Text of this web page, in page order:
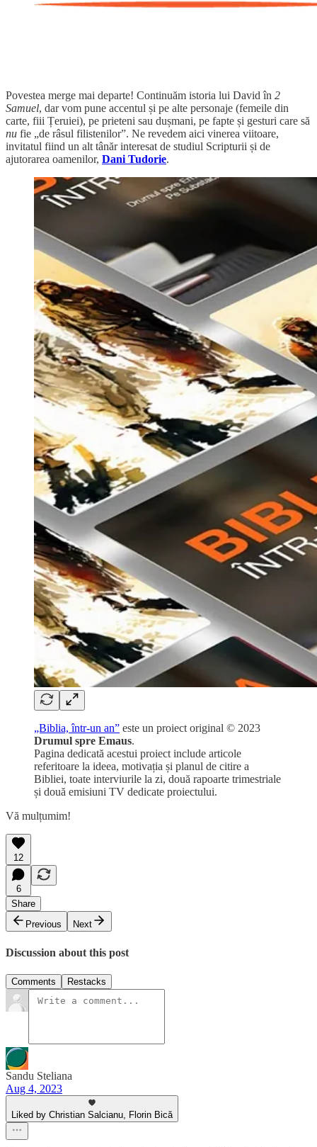
Povestea merge mai departe! Continuăm istoria lui David în 2
Samuel, dar vom pune accentul și pe alte personaje (femeile din
carte, fiii Țeruiei), pe prieteni sau dușmani, pe fapte și gesturi care să
nu fie „de râsul filistenilor”. Ne revedem aici vinerea viitoare,
invitatul fiind un alt tânăr interesat de studiul Scripturii și de
ajutorarea oamenilor, Dani Tudorie.
„Biblia, într-un an” este un proiect original © 2023
Drumul spre Emaus.
Pagina dedicată acestui proiect include articole
referitoare la ideea, motivația și planul de citire a
Bibliei, toate interviurile la zi, două rapoarte trimestriale
și două emisiuni TV dedicate proiectului.
Vă mulțumim!
12
6
Share
Previous
Next
Discussion about this post
Comments Restacks
Sandu Steliana
Aug 4, 2023
Liked by Christian Salcianu, Florin Bică